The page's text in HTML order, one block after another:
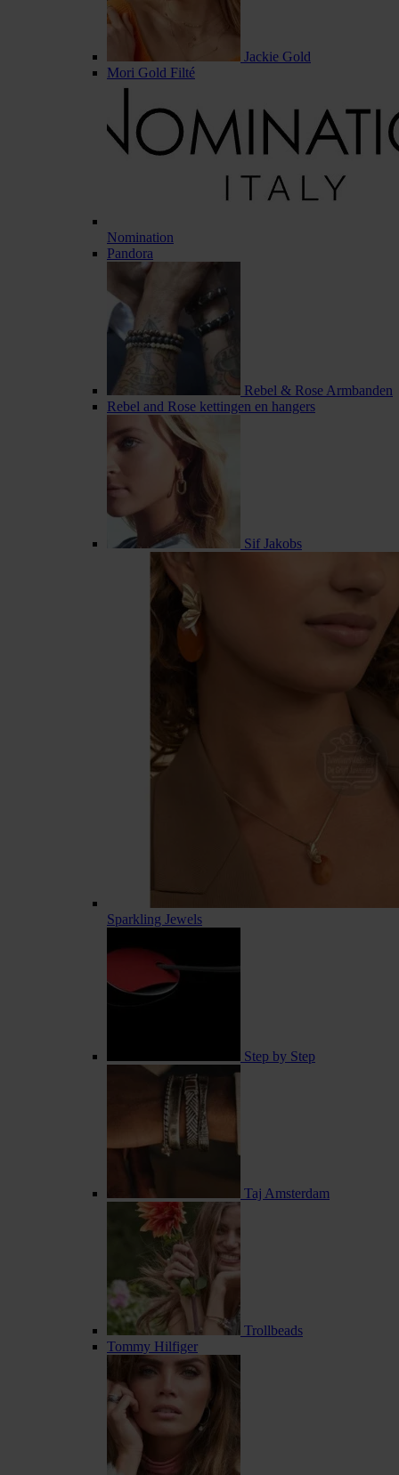
Jackie Gold
Mori Gold Filté
Nomination
Pandora
Rebel & Rose Armbanden
Rebel and Rose kettingen en hangers
Sif Jakobs
Sparkling Jewels
Step by Step
Taj Amsterdam
Trollbeads
Tommy Hilfiger